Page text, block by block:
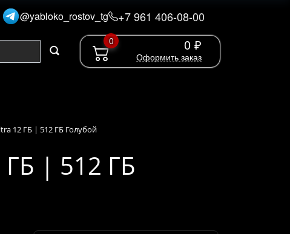
@yabloko_rostov_tg +7 961 406-08-00
0 0 ₽
Оформить заказ
12 ГБ | 512 ГБ Голубой
ГБ | 512 ГБ